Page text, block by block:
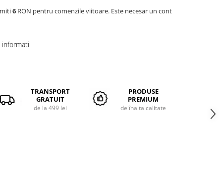
6 RON pentru comenzile viitoare. Este necesar un cont
informatii
TRANSPORT
GRATUIT
de la 499 lei
PRODUSE
PREMIUM
de înalta calitate